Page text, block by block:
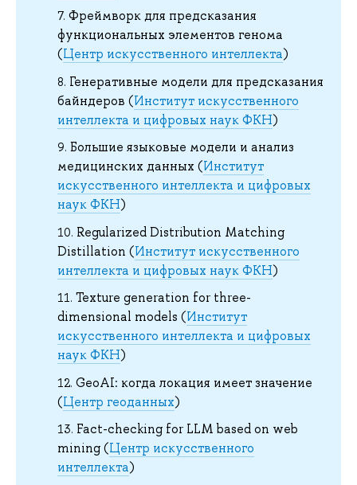
Фреймворк для предсказания
функциональных элементов генома
(Центр искусственного интеллекта)
Генеративные модели для предсказания
байндеров (Институт искусственного
интеллекта и цифровых наук ФКН)
Большие языковые модели и анализ
медицинских данных (Институт
искусственного интеллекта и цифровых
наук ФКН)
Regularized Distribution Matching
Distillation (Институт искусственного
интеллекта и цифровых наук ФКН)
Texture generation for three-
dimensional models (Институт
искусственного интеллекта и цифровых
наук ФКН)
GeoAI: когда локация имеет значение
(Центр геоданных)
Fact-checking for LLM based on web
mining (Центр искусственного
интеллекта)